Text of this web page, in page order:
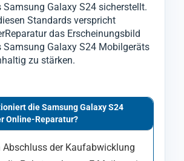
Samsung Galaxy S24 sicherstellt.
Standards verspricht
das Erscheinungsbild
Samsung Galaxy S24 Mobilgeräts
zu stärken.
die Samsung Galaxy S24
Online-Reparatur?
Abschluss der Kaufabwicklung